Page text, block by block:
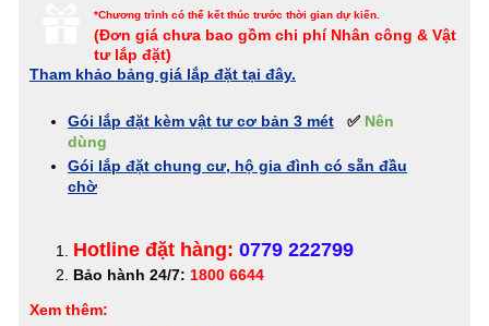
*Chương trình có thể kết thúc trước thời gian dự kiến.
(Đơn giá chưa bao gồm chi phí Nhân công & Vật
tư lắp đặt)
Tham khảo bảng giá lắp đặt tại đây.
Gói lắp đặt kèm vật tư cơ bản 3 mét ✅ Nên
dùng
Gói lắp đặt chung cư, hộ gia đình có sẵn đầu
chờ
Hotline đặt hàng: 0779 222799
Bảo hành 24/7: 1800 6644
Xem thêm: